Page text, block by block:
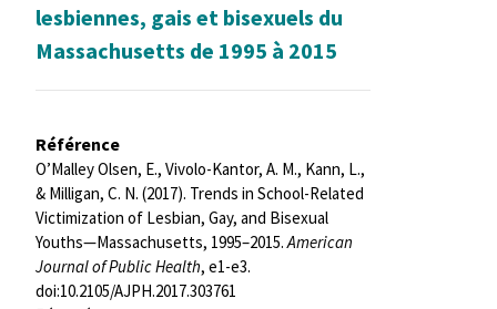
lesbiennes, gais et bisexuels du
Massachusetts de 1995 à 2015
Référence
O’Malley Olsen, E., Vivolo-Kantor, A. M., Kann, L.,
& Milligan, C. N. (2017). Trends in School-Related
Victimization of Lesbian, Gay, and Bisexual
Youths—Massachusetts, 1995–2015.American
Journal of Public Health, e1-e3.
doi:10.2105/AJPH.2017.303761